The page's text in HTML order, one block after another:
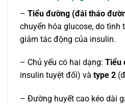
– Tiểu đường (đái tháo
chuyển hóa glucose, do tình
giảm tác động của insulin.
– Chủ yếu có hai dạng: Tiểu
insulin tuyệt đối) và type 2
– Đường huyết cao kéo dài